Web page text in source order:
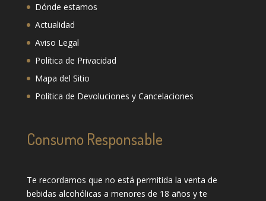
Dónde estamos
Actualidad
Aviso Legal
Política de Privacidad
Mapa del Sitio
Política de Devoluciones y Cancelaciones
Consumo Responsable
Te recordamos que no está permitida la venta de
bebidas alcohólicas a menores de 18 años y te